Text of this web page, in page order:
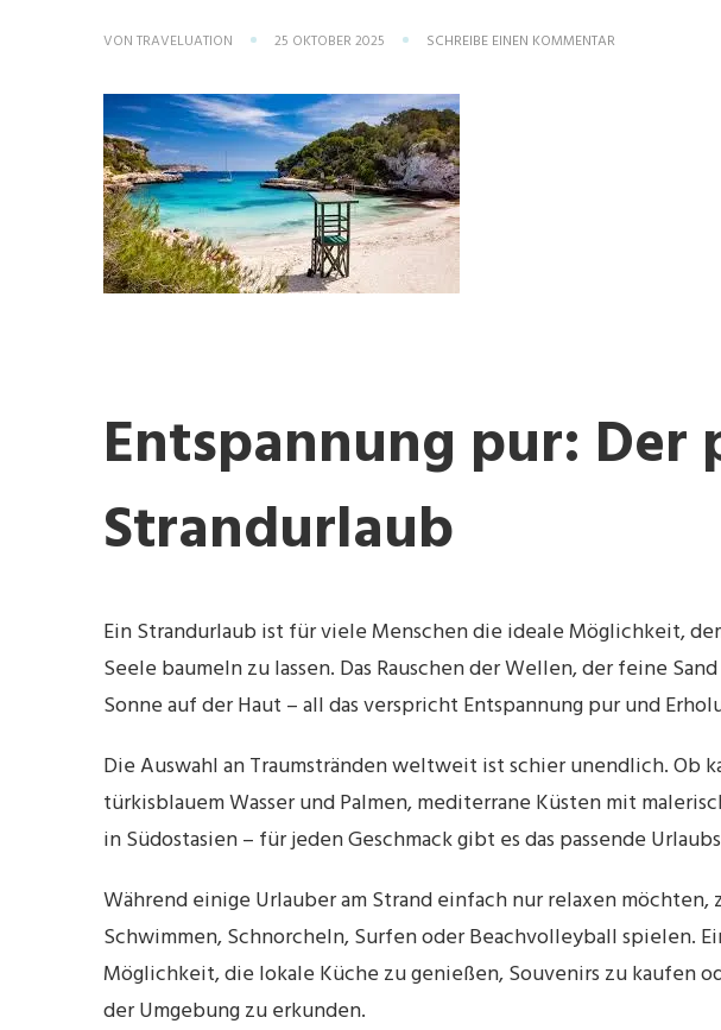
VON TRAVELUATION 25 OKTOBER 2025 SCHREIBE EINEN KOMMENTAR
Entspannung pur: Der
Strandurlaub
Ein Strandurlaub ist für viele Menschen die ideale Möglichkeit,
Seele baumeln zu lassen. Das Rauschen der Wellen, der feine
Sonne auf der Haut – all das verspricht Entspannung pur und
Die Auswahl an Traumstränden weltweit ist schier unendlich. Ob
türkisblauem Wasser und Palmen, mediterrane Küsten mit
in Südostasien – für jeden Geschmack gibt es das passende
Während einige Urlauber am Strand einfach nur relaxen
Schwimmen, Schnorcheln, Surfen oder Beachvolleyball spielen.
Möglichkeit, die lokale Küche zu genießen, Souvenirs zu kaufen
der Umgebung zu erkunden.